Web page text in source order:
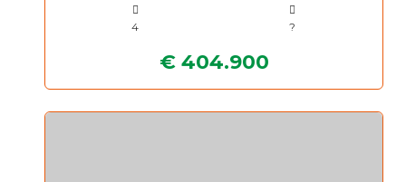
4 ?
€ 404.900